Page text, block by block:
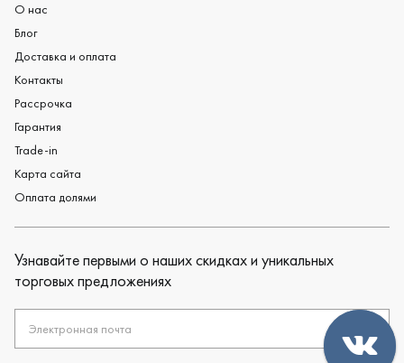
О нас
Блог
Доставка и оплата
Контакты
Рассрочка
Гарантия
Trade-in
Карта сайта
Оплата долями
Узнавайте первыми о наших скидках и уникальных
торговых предложениях
Электронная почта